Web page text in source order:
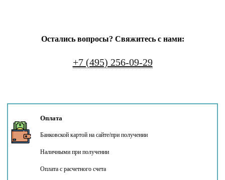
Остались вопросы? Свяжитесь с нами:
+7 (495) 256-09-29
Оплата
Банковской картой на сайте/при получении
Наличными при получении
Оплата с расчетного счета